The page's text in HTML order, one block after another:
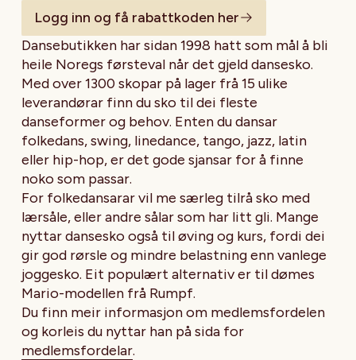
Logg inn og få rabattkoden her
Dansebutikken har sidan 1998 hatt som mål å bli
heile Noregs førsteval når det gjeld dansesko.
Med over 1300 skopar på lager frå 15 ulike
leverandørar finn du sko til dei fleste
danseformer og behov. Enten du dansar
folkedans, swing, linedance, tango, jazz, latin
eller hip-hop, er det gode sjansar for å finne
noko som passar.
For folkedansarar vil me særleg tilrå sko med
lærsåle, eller andre sålar som har litt gli. Mange
nyttar dansesko også til øving og kurs, fordi dei
gir god rørsle og mindre belastning enn vanlege
joggesko. Eit populært alternativ er til dømes
Mario-modellen frå Rumpf.
Du finn meir informasjon om medlemsfordelen
og korleis du nyttar han på sida for
medlemsfordelar.